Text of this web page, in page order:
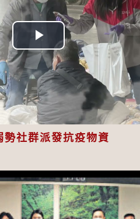
Play
Video
社群派發抗疫物資